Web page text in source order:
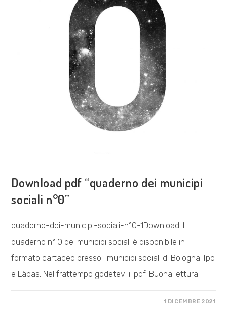
Download pdf “quaderno dei municipi
sociali n°0”
quaderno-dei-municipi-sociali-n°0-1Download Il
quaderno n° 0 dei municipi sociali è disponibile in
formato cartaceo presso i municipi sociali di Bologna Tpo
e Làbas. Nel frattempo godetevi il pdf. Buona lettura!
1 DICEMBRE 2021